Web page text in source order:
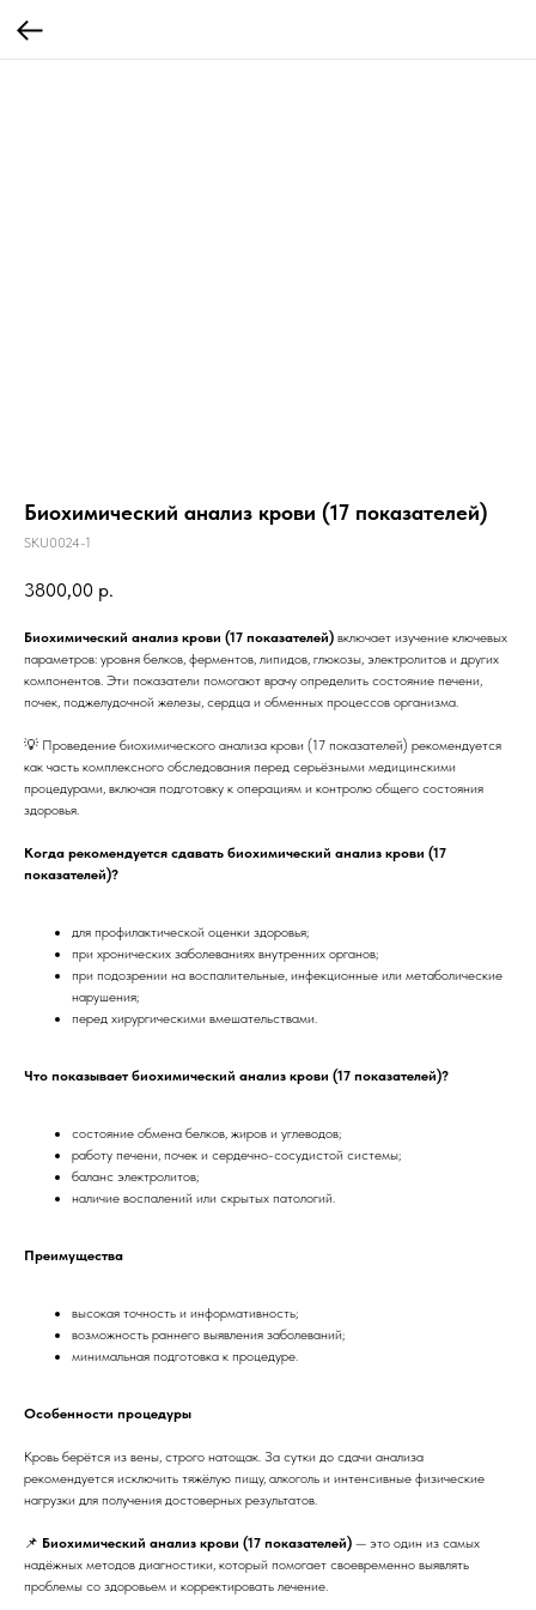
Биохимический анализ крови (17 показателей)
SKU0024-1
3800,00 р.
Биохимический анализ крови (17 показателей) включает изучение ключевых
параметров: уровня белков, ферментов, липидов, глюкозы, электролитов и других
компонентов. Эти показатели помогают врачу определить состояние печени,
почек, поджелудочной железы, сердца и обменных процессов организма.
💡 Проведение биохимического анализа крови (17 показателей) рекомендуется
как часть комплексного обследования перед серьёзными медицинскими
процедурами, включая подготовку к операциям и контролю общего состояния
здоровья.
Когда рекомендуется сдавать биохимический анализ крови (17
показателей)?
для профилактической оценки здоровья;
при хронических заболеваниях внутренних органов;
при подозрении на воспалительные, инфекционные или метаболические
нарушения;
перед хирургическими вмешательствами.
Что показывает биохимический анализ крови (17 показателей)?
состояние обмена белков, жиров и углеводов;
работу печени, почек и сердечно-сосудистой системы;
баланс электролитов;
наличие воспалений или скрытых патологий.
Преимущества
высокая точность и информативность;
возможность раннего выявления заболеваний;
минимальная подготовка к процедуре.
Особенности процедуры
Кровь берётся из вены, строго натощак. За сутки до сдачи анализа
рекомендуется исключить тяжёлую пищу, алкоголь и интенсивные физические
нагрузки для получения достоверных результатов.
📌 Биохимический анализ крови (17 показателей) — это один из самых
надёжных методов диагностики, который помогает своевременно выявлять
проблемы со здоровьем и корректировать лечение.